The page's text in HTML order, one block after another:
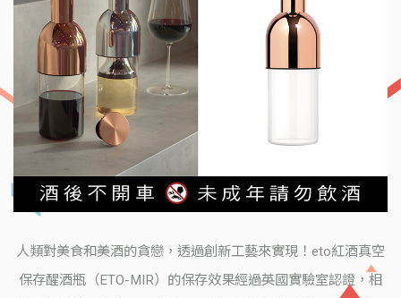
人類對美食和美酒的貪戀，透過創新工藝來實現！eto紅酒真空
保存醒酒瓶（ETO-MIR）的保存效果經過英國實驗室認證，相